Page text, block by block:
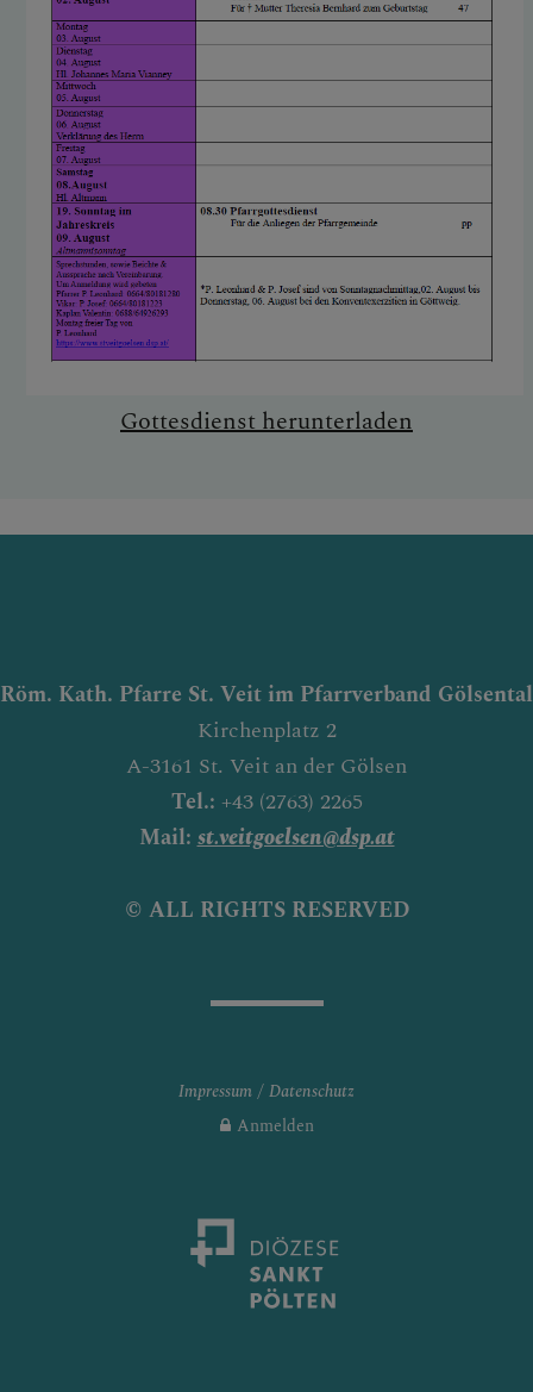
Gottesdienst herunterladen
Röm. Kath. Pfarre St. Veit im Pfarrverband Gölsental
Kirchenplatz 2
A-3161 St. Veit an der Gölsen
Tel.: +43 (2763) 2265
Mail: st.veitgoelsen@dsp.at
© ALL RIGHTS RESERVED
Impressum
Datenschutz
Anmelden